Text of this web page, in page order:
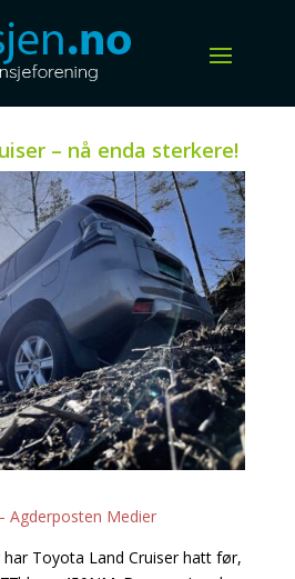
– nå enda sterkere!
Agderposten Medier
Toyota Land Cruiser hatt før,